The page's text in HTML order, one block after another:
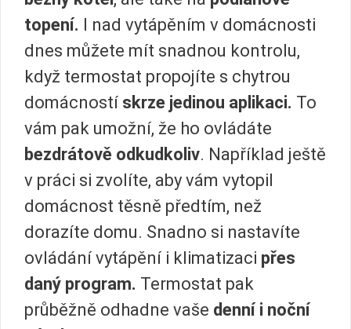
topení. I nad vytápěním v domácnosti
dnes můžete mít snadnou kontrolu,
když termostat propojíte s chytrou
domácností skrze jedinou aplikaci. To
vám pak umožní, že ho ovládáte
bezdrátově odkudkoliv. Například ještě
v práci si zvolíte, aby vám vytopil
domácnost těsně předtím, než
dorazíte domu. Snadno si nastavíte
ovládání vytápění i klimatizaci přes
daný program. Termostat pak
průběžně odhadne vaše denní i noční